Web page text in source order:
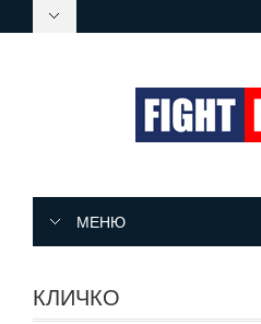
МЕНЮ
КЛИЧКО